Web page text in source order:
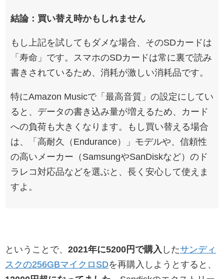
結論：買い替え時かもしれません
もし上記を試してもダメな場合、そのSDカードは
「寿命」です。スマホのSDカードは常に裏で読み
書きされているため、消耗が激しい消耗品です。
特にAmazon Musicで「最高音質」の設定にしてい
ると、データの書き込み量が増えるため、カード
への負荷も大きくなります。もし買い替える場合
は、「高耐久（Endurance）」モデルや、信頼性
の高いメーカー（SamsungやSanDiskなど）のド
ラレコ対応品などを選ぶと、長く安心して使えま
すよ。
ということで、 2021年に5200円で購入 したサンディ
スクの256GBマイクロSDを再購入しようとすると、